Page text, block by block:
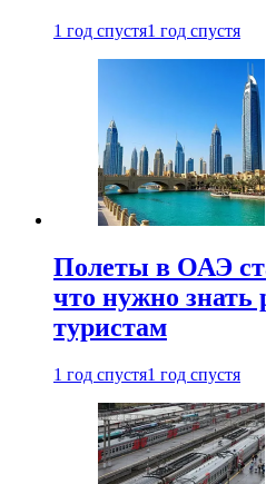
1 год спустя1 год спустя
Полеты в ОАЭ
что нужно знать
туристам
1 год спустя1 год спустя